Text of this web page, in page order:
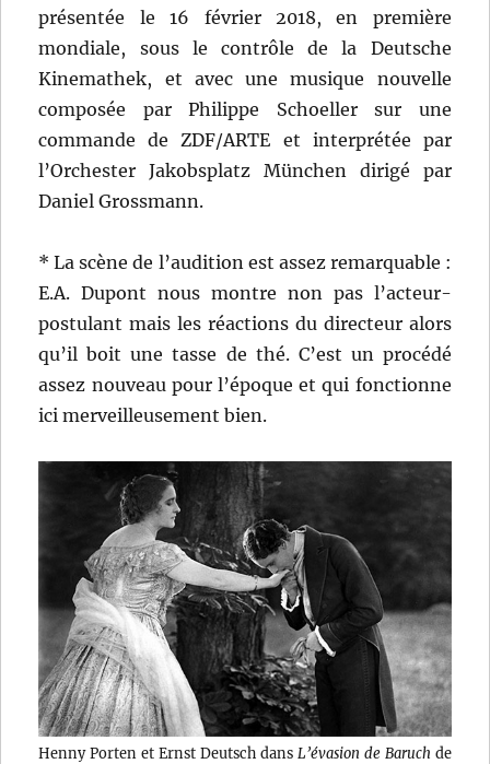
présentée le 16 février 2018, en première
mondiale, sous le contrôle de la Deutsche
Kinemathek, et avec une musique nouvelle
composée par Philippe Schoeller sur une
commande de ZDF/ARTE et interprétée par
l’Orchester Jakobsplatz München dirigé par
Daniel Grossmann.
* La scène de l’audition est assez remarquable :
E.A. Dupont nous montre non pas l’acteur-
postulant mais les réactions du directeur alors
qu’il boit une tasse de thé. C’est un procédé
assez nouveau pour l’époque et qui fonctionne
ici merveilleusement bien.
Henny Porten et Ernst Deutsch dans L’évasion de Baruch de